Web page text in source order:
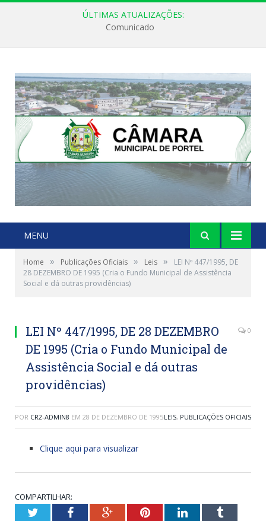
ÚLTIMAS ATUALIZAÇÕES:
Comunicado
MENU
Home » Publicações Oficiais » Leis »
LEI Nº 447/1995, DE
28 DEZEMBRO DE 1995 (Cria o Fundo Municipal de Assistência
Social e dá outras providências)
LEI Nº 447/1995, DE 28 DEZEMBRO
DE 1995 (Cria o Fundo Municipal de
Assistência Social e dá outras
providências)
0
POR CR2-ADMIN8 EM 28 DE DEZEMBRO DE 1995LEIS, PUBLICAÇÕES OFICIAIS
Clique aqui para visualizar
COMPARTILHAR:
TwitterFacebookGoogle+PinterestLinkedInTumblr